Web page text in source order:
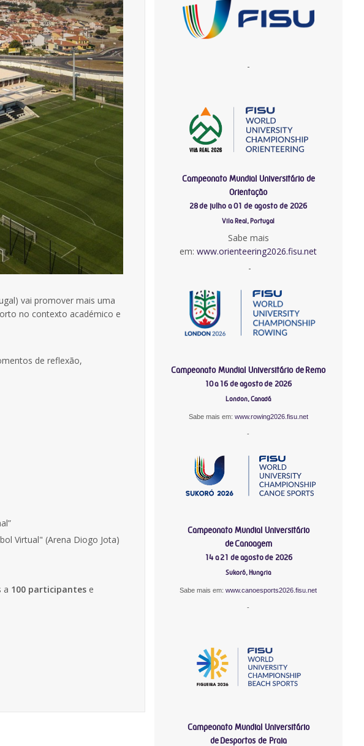
vai promover mais uma
no contexto académico e
de reflexão,
Virtual" (Arena Diogo Jota)
a 100 participantes e
-
Campeonato Mundial Universitário de
Orientação
28 de julho a 01 de agosto de 2026
Vila Real, Portugal
Sabe mais
em:www.orienteering2026.fisu.net
-
Campeonato Mundial Universitário de Remo
10 a 16 de agosto de 2026
London, Canadá
Sabe mais em: www.rowing2026.fisu.net
-
Campeonato Mundial Universitário
de Canoagem
14 a 21 de agosto de 2026
Sukoró, Hungria
Sabe mais em:www.canoesports2026.fisu.net
-
Campeonato Mundial Universitário
de Desportos de Praia